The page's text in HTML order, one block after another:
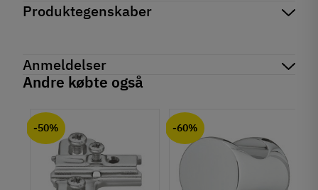
Produktegenskaber
På lager1 Varer
Produktinformation
System
12V
Anvendelse
LED bånd
Lamper/spots
Anmeldelser
Andre købte også
-50% -60%